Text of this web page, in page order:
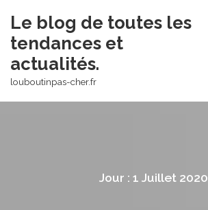
content
Le blog de toutes les
tendances et
actualités.
louboutinpas-cher.fr
Jour : 1 Juillet 2020